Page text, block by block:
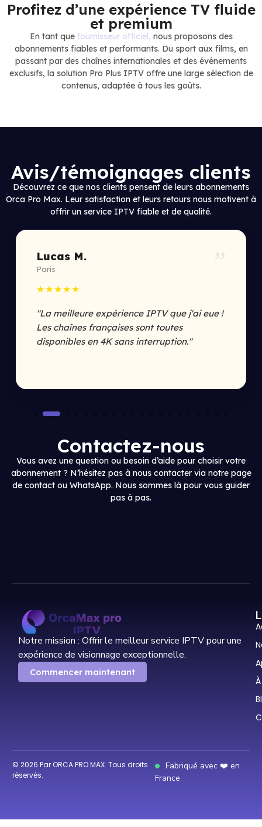
Profitez d’une expérience TV fluide
et premium
En tant quefournisseur officiel, nous proposons des
abonnements fiables et performants. Du sport aux films, en
passant par des chaînes internationales et des événements
exclusifs, la solution Pro Plus IPTV offre une large sélection de
contenus, adaptée à tous les goûts.
Avis/témoignages clients
Découvrez ce que nos clients pensent de leurs abonnements
Orca Pro Max. Leur satisfaction et leurs retours nous motivent à
offrir un service IPTV fiable et de qualité.
Lucas M.
Paris ”
★★★★★
"La meilleure expérience IPTV que j'ai eue !
Les chaînes françaises sont toutes
disponibles en 4K sans interruption."
Contactez-nous
Vous avez une question ou besoin d’aide pour choisir votre
abonnement ? N’hésitez pas à nous contacter via notre page
de contact ou WhatsApp. Nous sommes là pour vous guider
pas à pas.
Notre mission : Offrir le meilleur service IPTV pour une
expérience de visionnage exceptionnelle.
Commencer maintenant
© 2026 Par ORCA PRO MAX. Tous droits
réservés.
Fabriqué avec ❤️ en
France